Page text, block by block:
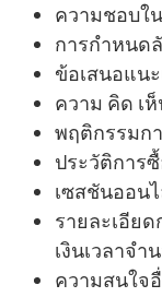
ความชอบใ
การกําหนด
ข้อเสนอแน
ความ คิด เ
พฤติกรรมก
ประวัติการ
เซสชันออน
รายละเอีย
เงินเวลาจํ
ความสนใจ